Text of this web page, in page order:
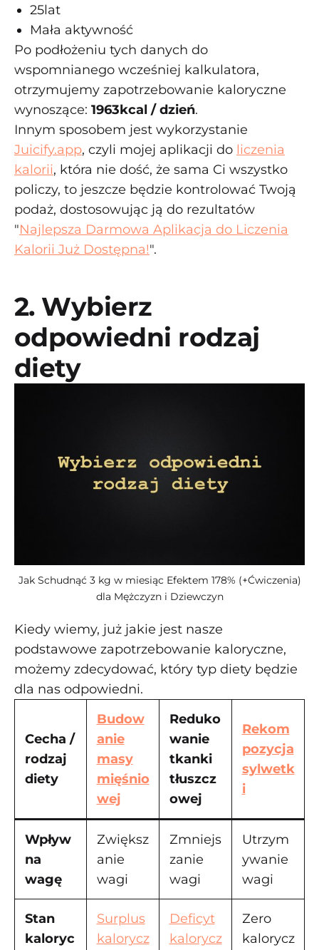
25lat
Mała aktywność
Po podłożeniu tych danych do
wspomnianego wcześniej kalkulatora,
otrzymujemy zapotrzebowanie kaloryczne
wynoszące: 1963kcal / dzień.
Innym sposobem jest wykorzystanie
Juicify.app, czyli mojej aplikacji do liczenia
kalorii, która nie dość, że sama Ci wszystko
policzy, to jeszcze będzie kontrolować Twoją
podaż, dostosowując ją do rezultatów
"Najlepsza Darmowa Aplikacja do Liczenia
Kalorii Już Dostępna!".
2. Wybierz
odpowiedni rodzaj
diety
Jak Schudnąć 3 kg w miesiąc Efektem 178% (+Ćwiczenia)
dla Mężczyzn i Dziewczyn
Kiedy wiemy, już jakie jest nasze
podstawowe zapotrzebowanie kaloryczne,
możemy zdecydować, który typ diety będzie
dla nas odpowiedni.
Cecha /
rodzaj
diety
Budow
anie
masy
mięśnio
wej
Reduko
wanie
tkanki
tłuszcz
owej
Rekom
pozycja
sylwetk
i
Wpływ
na
wagę
Zwiększ
anie
wagi
Zmniejs
zanie
wagi
Utrzym
ywanie
wagi
Stan
kaloryc
Surplus
kalorycz
Deficyt
kalorycz
Zero
kalorycz